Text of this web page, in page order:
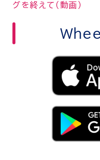
グを終えて（動画）